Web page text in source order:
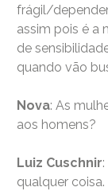
frágil/
assim pois é a
de
quando vão
Nova: As
aos homens?
Luiz Cuschnir
qualquer